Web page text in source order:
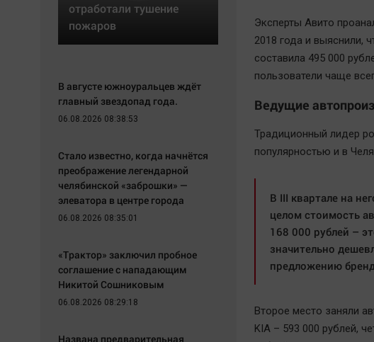
Эксперты Авито
2018 года и выяснили,
составила 495 000
пользователи чаще
Ведущие
Традиционный лидер
популярностью и в
В III квартале на
целом стоимость
168 000 рублей –
значительно
предложению
Второе место заняли
KIA – 593 000 рублей,
отработали тушение
пожаров
В августе южноуральцев ждёт
главный звездопад года.
06.08.2026 08:38:53
Стало известно, когда начнётся
преображение легендарной
челябинской «заброшки» —
элеватора в центре города
06.08.2026 08:35:01
«Трактор» заключил пробное
соглашение с нападающим
Никитой Сошниковым
06.08.2026 08:29:18
Названа предварительная